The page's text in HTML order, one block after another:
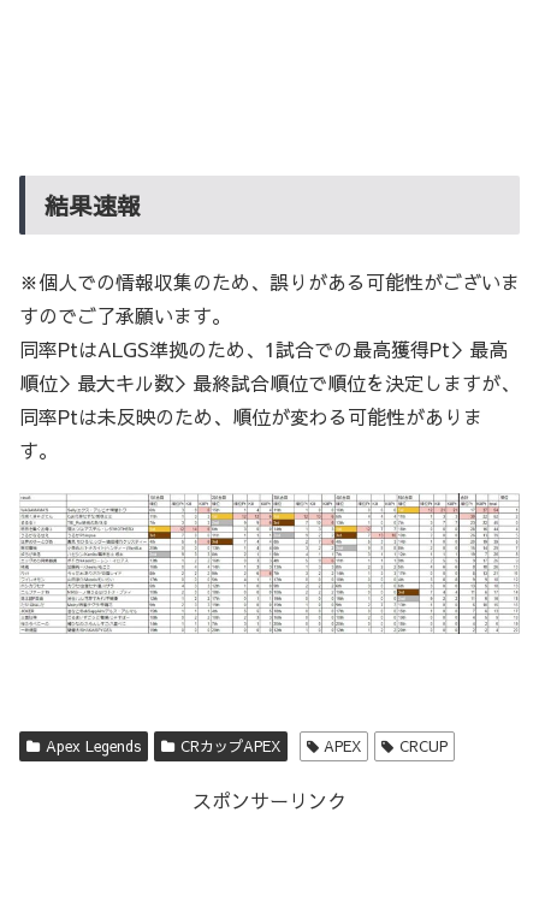
結果速報
※個人での情報収集のため、誤りがある可能性がございま
すのでご了承願います。
同率PtはALGS準拠のため、1試合での最高獲得Pt＞最高
順位＞最大キル数＞最終試合順位で順位を決定しますが、
同率Ptは未反映のため、順位が変わる可能性がありま
す。
Apex Legends CRカップAPEX APEX CRCUP
スポンサーリンク